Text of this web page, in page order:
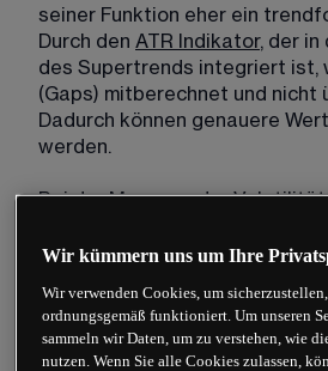
seiner Funktion eher ein
Durch den ATR Indikator, der in
des Supertrends integriert ist,
(Gaps) mitberechnet und nicht
Dadurch können genauere
werden.
Bei der Messung der
der Supertrend Indikator
Funktion dem Parabolic SAR
ähnlich.
Wir kümmern uns um Ihre
Wir verwenden Cookies, um sicherzustellen,
ordnungsgemäß funktioniert. Um unseren
sammeln wir Daten, um zu verstehen, wie
nutzen. Wenn Sie alle Cookies zulassen,